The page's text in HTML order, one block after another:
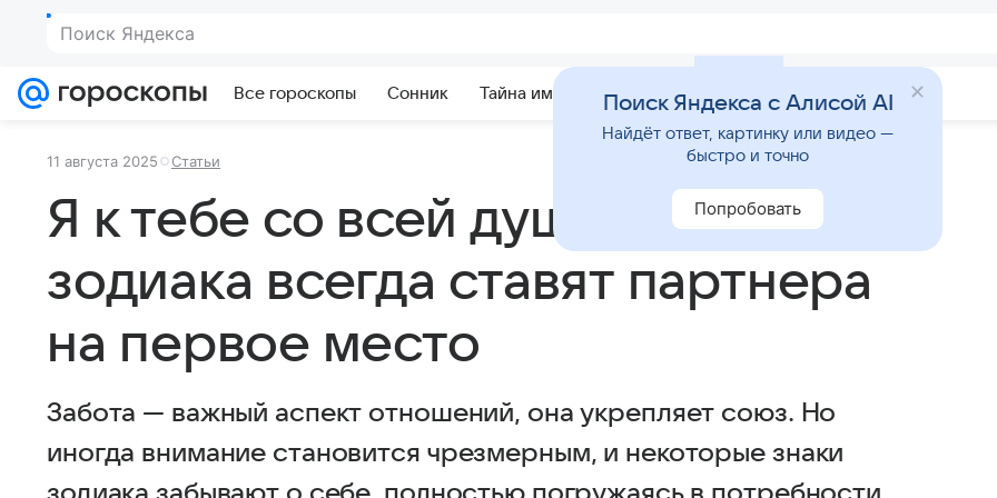
Поиск Яндекса
Все гороскопы Сонник Тайна имени Гадания Приметы
11 августа 2025 Статьи
Я к тебе со всей душой: эти знаки
зодиака всегда ставят партнера
на первое место
Забота — важный аспект отношений, она укрепляет союз. Но
иногда внимание становится чрезмерным, и некоторые знаки
Поиск Яндекса с Алисой AI
Найдёт ответ, картинку или видео —
быстро и точно
Попробовать